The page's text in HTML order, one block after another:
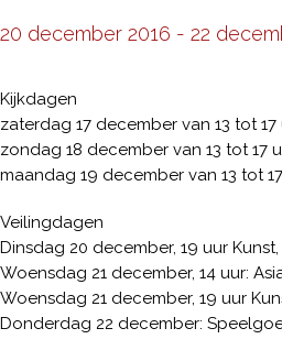
20 december 2016 - 22
Kijkdagen
zaterdag 17 december van 13 tot 17
zondag 18 december van 13 tot 17
maandag 19 december van 13 tot
Veilingdagen
Dinsdag 20 december, 19 uur
Woensdag 21 december, 14 uur:
Woensdag 21 december, 19 uur
Donderdag 22 december: